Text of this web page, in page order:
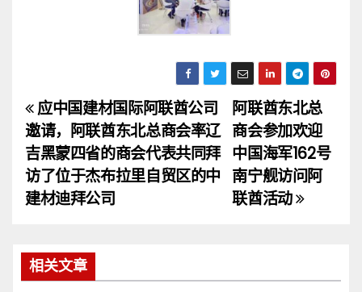
文
章
导
阿联酋东北总
商会参加欢迎
中国海军162号
南宁舰访问阿
联酋活动
应中国建材国际阿联酋公司
邀请，阿联酋东北总商会率辽
吉黑蒙四省的商会代表共同拜
访了位于杰布拉里自贸区的中
建材迪拜公司
相关文章